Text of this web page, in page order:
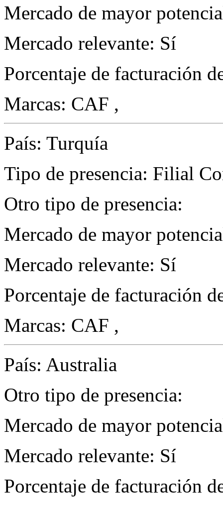
Mercado de mayor
Mercado relevante: Sí
Porcentaje de facturación
Marcas: CAF ,
País: Turquía
Tipo de presencia: Filial
Otro tipo de presencia:
Mercado de mayor
Mercado relevante: Sí
Porcentaje de facturación
Marcas: CAF ,
País: Australia
Otro tipo de presencia:
Mercado de mayor
Mercado relevante: Sí
Porcentaje de facturación